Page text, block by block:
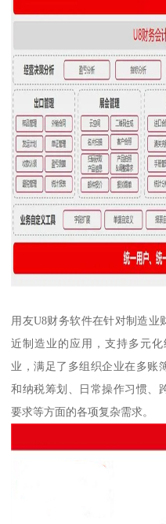
用友U8财务软件在针对制造
近制造业的应用，支持多元
业，满足了多组织企业在多账
和纳税筹划、日常操作习惯、
要求等方面的各项复杂需求。